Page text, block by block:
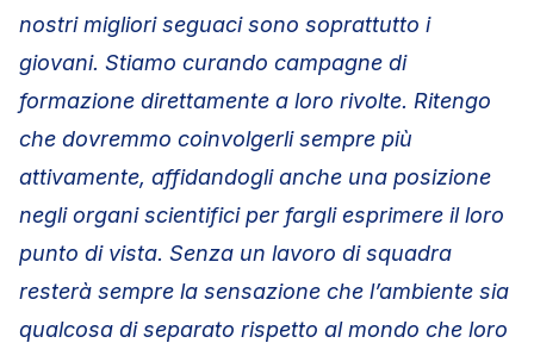
nostri migliori seguaci sono soprattutto i
giovani. Stiamo curando campagne di
formazione direttamente a loro rivolte. Ritengo
che dovremmo coinvolgerli sempre più
attivamente, affidandogli anche una posizione
negli organi scientifici per fargli esprimere il loro
punto di vista. Senza un lavoro di squadra
resterà sempre la sensazione che l’ambiente sia
qualcosa di separato rispetto al mondo che loro